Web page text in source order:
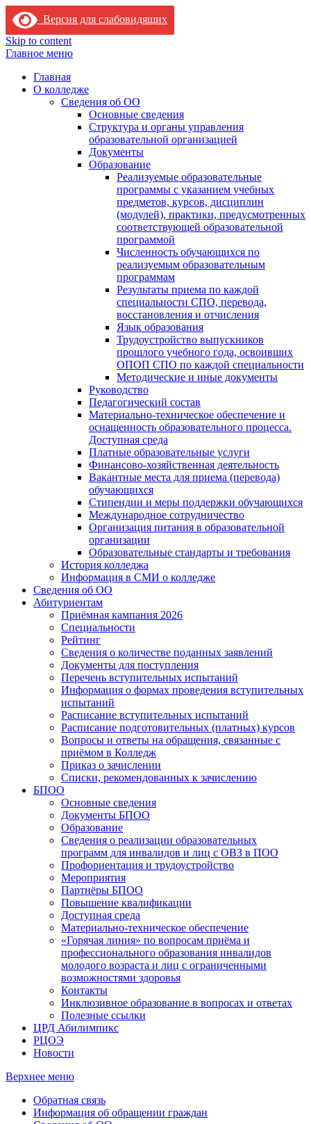
Версия для слабовидящих
Skip to content
Главное меню
Главная
О колледже
Сведения об ОО
Основные сведения
Структура и органы управления
образовательной организацией
Документы
Образование
Реализуемые образовательные
программы с указанием учебных
предметов, курсов, дисциплин
(модулей), практики, предусмотренных
соответствующей образовательной
программой
Численность обучающихся по
реализуемым образовательным
программам
Результаты приема по каждой
специальности СПО, перевода,
восстановления и отчисления
Язык образования
Трудоустройство выпускников
прошлого учебного года, освоивших
ОПОП СПО по каждой специальности
Методические и иные документы
Руководство
Педагогический состав
Материально-техническое обеспечение и
оснащенность образовательного процесса.
Доступная среда
Платные образовательные услуги
Финансово-хозяйственная деятельность
Вакантные места для приема (перевода)
обучающихся
Стипендии и меры поддержки обучающихся
Международное сотрудничество
Организация питания в образовательной
организации
Образовательные стандарты и требования
История колледжа
Информация в СМИ о колледже
Сведения об ОО
Абитуриентам
Приёмная кампания 2026
Специальности
Рейтинг
Сведения о количестве поданных заявлений
Документы для поступления
Перечень вступительных испытаний
Информация о формах проведения вступительных
испытаний
Расписание вступительных испытаний
Расписание подготовительных (платных) курсов
Вопросы и ответы на обращения, связанные с
приёмом в Колледж
Приказ о зачислении
Списки, рекомендованных к зачислению
БПОО
Основные сведения
Документы БПОО
Образование
Сведения о реализации образовательных
программ для инвалидов и лиц с ОВЗ в ПОО
Профориентация и трудоустройство
Мероприятия
Партнёры БПОО
Повышение квалификации
Доступная среда
Материально-техническое обеспечение
«Горячая линия» по вопросам приёма и
профессионального образования инвалидов
молодого возраста и лиц с ограниченными
возможностями здоровья
Контакты
Инклюзивное образование в вопросах и ответах
Полезные ссылки
ЦРД Абилимпикс
РЦОЭ
Новости
Верхнее меню
Обратная связь
Информация об обращении граждан